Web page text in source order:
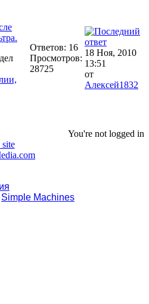
Ответов: 16
Просмотров:
28725
18 Ноя, 2010
13:51
от
Алексей1832
You're not logged in
Simple Machines